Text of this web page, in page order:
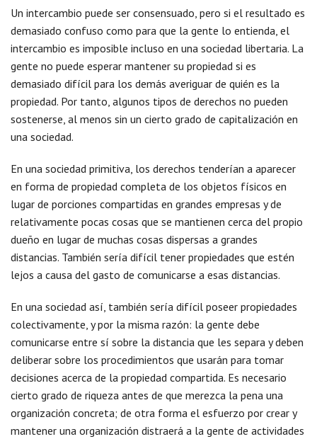
Un intercambio puede ser consensuado, pero si el resultado es
demasiado confuso como para que la gente lo entienda, el
intercambio es imposible incluso en una sociedad libertaria. La
gente no puede esperar mantener su propiedad si es
demasiado difícil para los demás averiguar de quién es la
propiedad. Por tanto, algunos tipos de derechos no pueden
sostenerse, al menos sin un cierto grado de capitalización en
una sociedad.
En una sociedad primitiva, los derechos tenderían a aparecer
en forma de propiedad completa de los objetos físicos en
lugar de porciones compartidas en grandes empresas y de
relativamente pocas cosas que se mantienen cerca del propio
dueño en lugar de muchas cosas dispersas a grandes
distancias. También sería difícil tener propiedades que estén
lejos a causa del gasto de comunicarse a esas distancias.
En una sociedad así, también sería difícil poseer propiedades
colectivamente, y por la misma razón: la gente debe
comunicarse entre sí sobre la distancia que les separa y deben
deliberar sobre los procedimientos que usarán para tomar
decisiones acerca de la propiedad compartida. Es necesario
cierto grado de riqueza antes de que merezca la pena una
organización concreta; de otra forma el esfuerzo por crear y
mantener una organización distraerá a la gente de actividades